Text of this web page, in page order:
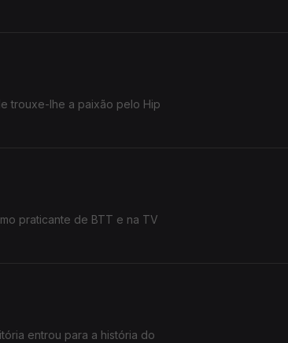
trouxe-lhe a paixão pelo Hip
praticante de BTT e na TV
para a história do